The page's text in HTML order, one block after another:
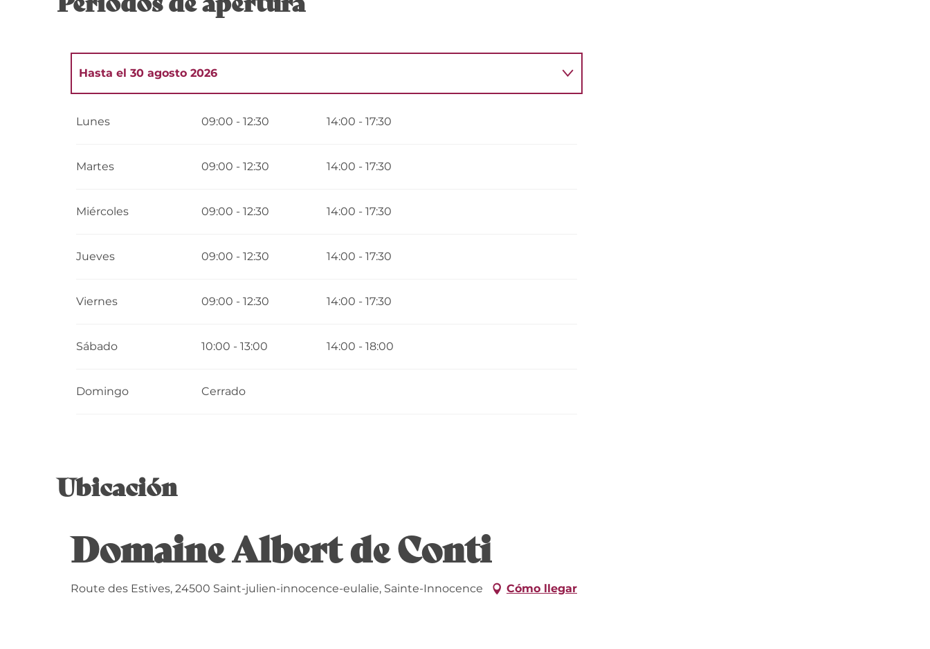
Hasta el 30 agosto 2026
Lunes 09:00 - 12:30 14:00 - 17:30
Martes 09:00 - 12:30 14:00 - 17:30
Miércoles 09:00 - 12:30 14:00 - 17:30
Jueves 09:00 - 12:30 14:00 - 17:30
Viernes 09:00 - 12:30 14:00 - 17:30
Sábado 10:00 - 13:00 14:00 - 18:00
Domingo Cerrado
Ubicación
Domaine Albert de Conti
Route des Estives, 24500 Saint-julien-innocence-eulalie, Sainte-Innocence Cómo llegar